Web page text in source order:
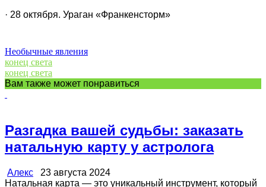
· 28 октября. Ураган «Франкенсторм»
Необычные явления
конец света
конец света
Вам также может понравиться
Разгадка вашей судьбы: заказать
натальную карту у астролога
Алекс 23 августа 2024
Натальная карта — это уникальный инструмент, который